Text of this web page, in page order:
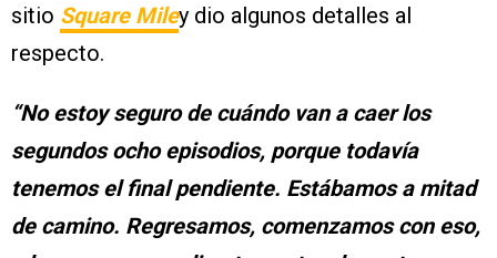
sitio Square Miley dio algunos detalles al
respecto.
“No estoy seguro de cuándo van a caer los
segundos ocho episodios, porque todavía
tenemos el final pendiente. Estábamos a mitad
de camino. Regresamos, comenzamos con eso,